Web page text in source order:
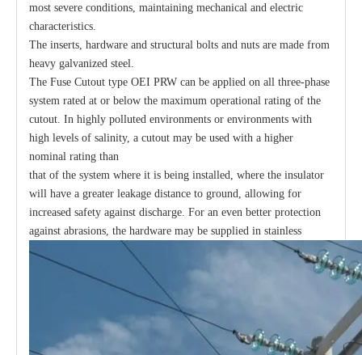
most severe conditions, maintaining mechanical and electric
characteristics.
The inserts, hardware and structural bolts and nuts are made from
heavy galvanized steel.
The Fuse Cutout type OEI PRW can be applied on all three-phase
system rated at or below the maximum operational rating of the
cutout. In highly polluted environments or environments with
high levels of salinity, a cutout may be used with a higher
nominal rating than
that of the system where it is being installed, where the insulator
will have a greater leakage distance to ground, allowing for
increased safety against discharge. For an even better protection
against abrasions, the hardware may be supplied in stainless